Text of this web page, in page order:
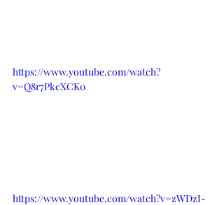
https://www.youtube.com/watch?
v=Q8r7PkcXCK0
https://www.youtube.com/watch?v=zWDzI-